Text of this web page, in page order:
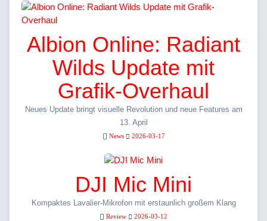
Albion Online: Radiant
Wilds Update mit
Grafik-Overhaul
Neues Update bringt visuelle Revolution und neue Features am
13. April
News 2026-03-17
DJI Mic Mini
Kompaktes Lavalier-Mikrofon mit erstaunlich großem Klang
Review 2026-03-12